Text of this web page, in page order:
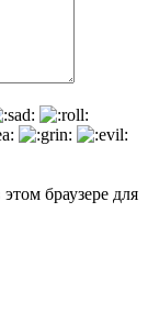
браузере для